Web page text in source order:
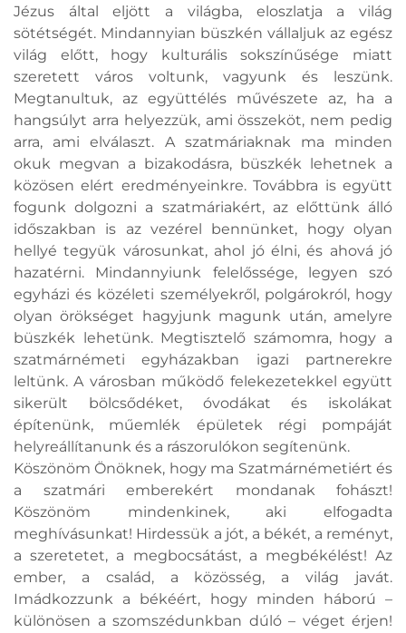
Jézus által eljött a világba, eloszlatja a világ
sötétségét. Mindannyian büszkén vállaljuk az egész
világ előtt, hogy kulturális sokszínűsége miatt
szeretett város voltunk, vagyunk és leszünk.
Megtanultuk, az együttélés művészete az, ha a
hangsúlyt arra helyezzük, ami összeköt, nem pedig
arra, ami elválaszt. A szatmáriaknak ma minden
okuk megvan a bizakodásra, büszkék lehetnek a
közösen elért eredményeinkre. Továbbra is együtt
fogunk dolgozni a szatmáriakért, az előttünk álló
időszakban is az vezérel bennünket, hogy olyan
hellyé tegyük városunkat, ahol jó élni, és ahová jó
hazatérni. Mindannyiunk felelőssége, legyen szó
egyházi és közéleti személyekről, polgárokról, hogy
olyan örökséget hagyjunk magunk után, amelyre
büszkék lehetünk. Megtisztelő számomra, hogy a
szatmárnémeti egyházakban igazi partnerekre
leltünk. A városban működő felekezetekkel együtt
sikerült bölcsődéket, óvodákat és iskolákat
építenünk, műemlék épületek régi pompáját
helyreállítanunk és a rászorulókon segítenünk.
Köszönöm Önöknek, hogy ma Szatmárnémetiért és
a szatmári emberekért mondanak fohászt!
Köszönöm mindenkinek, aki elfogadta
meghívásunkat! Hirdessük a jót, a békét, a reményt,
a szeretetet, a megbocsátást, a megbékélést! Az
ember, a család, a közösség, a világ javát.
Imádkozzunk a békéért, hogy minden háború –
különösen a szomszédunkban dúló – véget érjen!